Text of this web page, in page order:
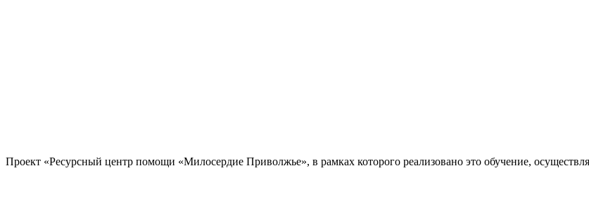
Проект «Ресурсный центр помощи «Милосердие Приволжье», в рамках которого реализовано это обучение,